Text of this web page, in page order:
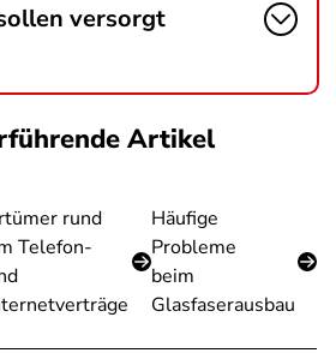
versorgt
Artikel
rund
Telefon-
Häufige
Probleme
beim
Glasfaserausbau